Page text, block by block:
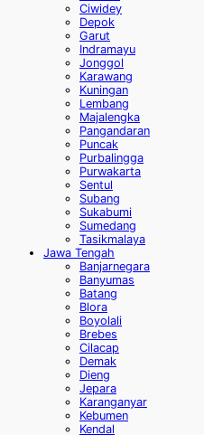
Ciwidey
Depok
Garut
Indramayu
Jonggol
Karawang
Kuningan
Lembang
Majalengka
Pangandaran
Puncak
Purbalingga
Purwakarta
Sentul
Subang
Sukabumi
Sumedang
Tasikmalaya
Jawa Tengah
Banjarnegara
Banyumas
Batang
Blora
Boyolali
Brebes
Cilacap
Demak
Dieng
Jepara
Karanganyar
Kebumen
Kendal